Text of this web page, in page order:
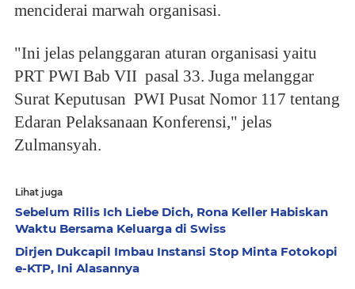
menciderai marwah organisasi.
"Ini jelas pelanggaran aturan organisasi yaitu
PRT PWI Bab VII pasal 33. Juga melanggar
Surat Keputusan PWI Pusat Nomor 117 tentang
Edaran Pelaksanaan Konferensi," jelas
Zulmansyah.
Lihat juga
Sebelum Rilis Ich Liebe Dich, Rona Keller Habiskan
Waktu Bersama Keluarga di Swiss
Dirjen Dukcapil Imbau Instansi Stop Minta Fotokopi
e-KTP, Ini Alasannya